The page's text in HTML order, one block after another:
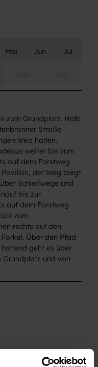
Mai Jun Jul
zum Grundplatz. Halb
Straße
links halten.
weiter bis zum
auf dem Forstweg
der Weg biegt
Schleifwege und
bis zur
auf dem Forstweg
zum
rechts auf den
Über den Pfad
geht es über
Grundplatz und von